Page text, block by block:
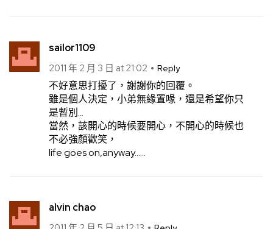
sailor1109
2011 年 2 月 3 日 at 21:02 Reply
不好意思打擾了，謝謝你的回覆。
雖是個人決定，小弟無緣置喙，還是希望你只
是暫別…
當然，該開心的時候要開心，不開心的時候也
不必強顏歡笑，
life goes on,anyway……
alvin chao